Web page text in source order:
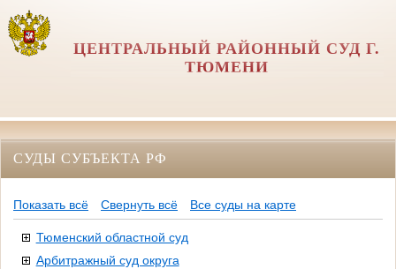
ЦЕНТРАЛЬНЫЙ РАЙОННЫЙ СУД Г.
ТЮМЕНИ
СУДЫ СУБЪЕКТА РФ
Показать всё Свернуть всё Все суды на карте
Тюменский областной суд
Арбитражный суд округа